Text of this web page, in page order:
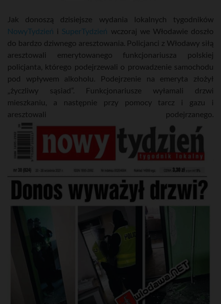
Jak donoszą dzisiejsze wydania lokalnych tygodników
NowyTydzień i SuperTydzień wczoraj we Włodawie doszło
do bardzo dziwnego aresztowania. Policjanci z Włodawy siłą
aresztowali emerytowanego funkcjonariusza polskiej
policjanta, którego podejrzewali o prowadzenie samochodu
pod wpływem alkoholu. Podejrzenie na emeryta złożył
„życzliwy sąsiad”. Funkcjonariusze wyłamali drzwi
mieszkaniu, a następnie przy pomocy tarcz i gazu i
aresztowali podejrzanego.